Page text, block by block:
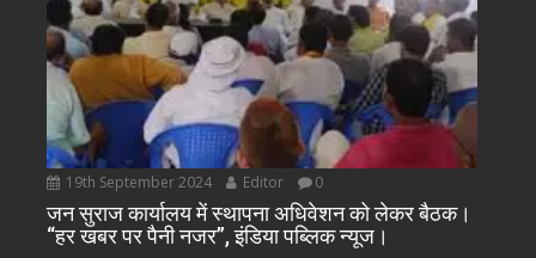
19th September 2024 Editor 0
जन सुराज कार्यालय में स्थापना अधिवेशन को लेकर बैठक।
“हर खबर पर पैनी नजर”, इंडिया पब्लिक न्यूज।